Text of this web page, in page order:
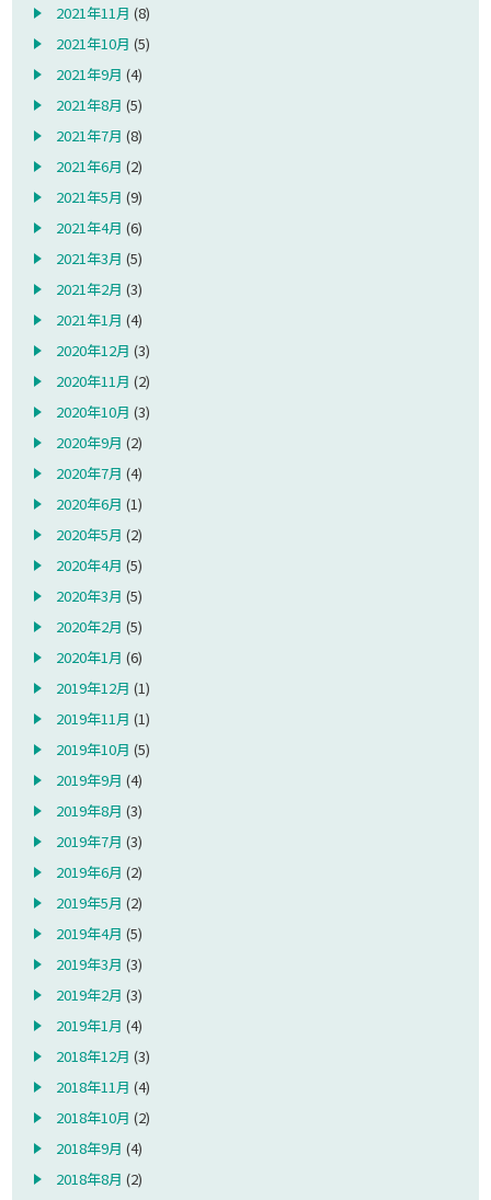
2021年11月 (8)
2021年10月 (5)
2021年9月 (4)
2021年8月 (5)
2021年7月 (8)
2021年6月 (2)
2021年5月 (9)
2021年4月 (6)
2021年3月 (5)
2021年2月 (3)
2021年1月 (4)
2020年12月 (3)
2020年11月 (2)
2020年10月 (3)
2020年9月 (2)
2020年7月 (4)
2020年6月 (1)
2020年5月 (2)
2020年4月 (5)
2020年3月 (5)
2020年2月 (5)
2020年1月 (6)
2019年12月 (1)
2019年11月 (1)
2019年10月 (5)
2019年9月 (4)
2019年8月 (3)
2019年7月 (3)
2019年6月 (2)
2019年5月 (2)
2019年4月 (5)
2019年3月 (3)
2019年2月 (3)
2019年1月 (4)
2018年12月 (3)
2018年11月 (4)
2018年10月 (2)
2018年9月 (4)
2018年8月 (2)